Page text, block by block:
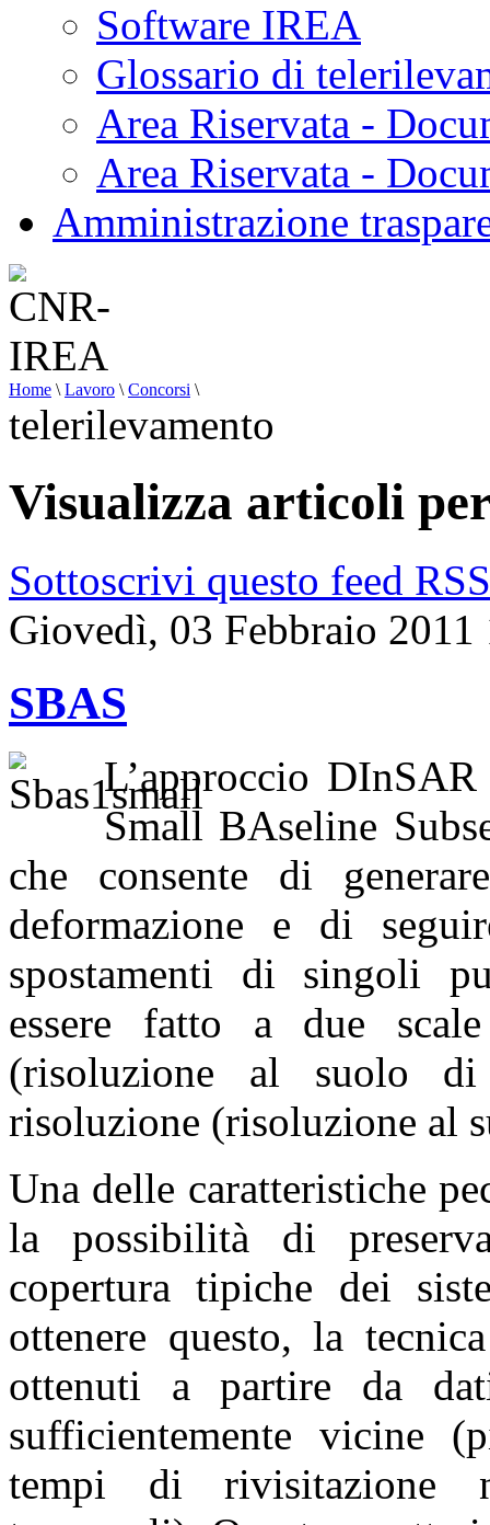
Software IREA
Glossario di
Area Riservata -
Area Riservata -
Amministrazione
Home \ Lavoro \ Concorsi \
telerilevamento
Visualizza articoli
Sottoscrivi questo feed RSS
Giovedì, 03 Febbraio 2011
SBAS
L’approccio
Small BAseline
che consente di
deformazione e di
spostamenti di singoli
essere fatto a due
(risoluzione al suolo
risoluzione (risoluzione al
Una delle caratteristiche
la possibilità di
copertura tipiche dei
ottenere questo, la
ottenuti a partire da
sufficientemente vicine
tempi di rivisitazione